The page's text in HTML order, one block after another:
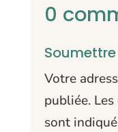
0
Votre
publiée.
sont